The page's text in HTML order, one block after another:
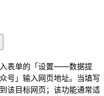
表单的「设置——数据提
号」输入网页地址。当填写
该目标网页；该功能通常适